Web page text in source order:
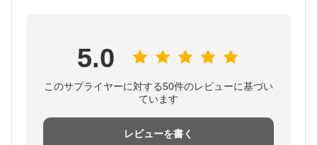
5.0
このサプライヤーに対する50件のレビューに基づい
ています
レビューを書く